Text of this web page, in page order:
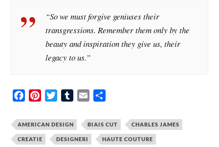
“So we must forgive geniuses their
transgressions. Remember them only by the
beauty and inspiration they give us, their
legacy to us.”
c
e
b
n
t
e
i
t
t
m
b
l
a
i
l
a
r
e
AMERICAN DESIGN BIAIS CUT CHARLES JAMES
CREATIE DESIGNERI HAUTE COUTURE